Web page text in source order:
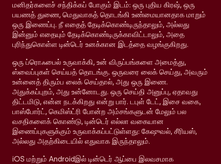
மனிதர்களைச் சந்திக்கப் போகும் இடம்: ஒரு புதிய கிரஷ், ஒரு
பயணத் துணை, மெதுவாகத் தொடங்கி உண்மையானதாக மாறும்
ஒரு இணைப்பு. நீ எதைத் தேடிக்கொண்டிருந்தாலும், அல்லது
இன்னும் எதையும் தேடிக்கொண்டிருக்காவிட்டாலும், அதை
புரிந்துகொள்ள டின்டெர் உனக்கான இடத்தை வழங்குகிறது.
ஒரு ப்ரொஃபைல் உருவாக்கி, உன் விருப்பங்களை அமைத்து,
ஸ்வைப்புகள் செய்யத் தொடங்கு. ஒருவரை லைக் செய்து, அவரும்
உன்னைத் திரும்ப லைக் செய்தால், அது ஒரு இணை.
அதுக்கப்புறம், அது உன்னோடது. ஒரு செய்தி அனுப்பு, ஏதாவது
திட்டமிடு, என்ன நடக்கிறது என்று பார். டபுள் டேட், இசை வகை,
பாஸ்போர்ட், கெமிஸ்ட்ரி போன்ற அம்சங்களுடன் மேலும் பல
வசதிகளைக் கொண்டு, டின்டெர் எல்லா வகையான
இணைப்புகளுக்கும் உருவாக்கப்பட்டுள்ளது: கேஷுவல், சீரியஸ்,
அல்லது அதற்கிடையில் எதுவாக இருந்தாலும்.
iOS மற்றும் Androidஇல் டின்டெர் ஆப்பை இலவசமாக